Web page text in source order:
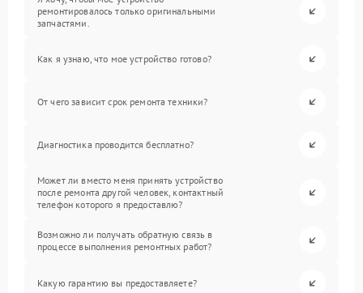
ремонтировалось только оригинальными
запчастями.
Как я узнаю, что мое устройство готово?
От чего зависит срок ремонта техники?
Диагностика проводится бесплатно?
Может ли вместо меня принять устройство
после ремонта другой человек, контактный
телефон которого я предоставлю?
Возможно ли получать обратную связь в
процессе выполнения ремонтных работ?
Какую гарантию вы предоставляете?